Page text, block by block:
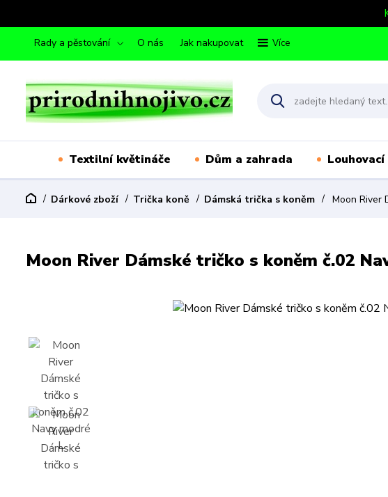
Rady a pěstování O nás Jak nakupovat Více
Textilní květináče Dům a zahrada Louhovací
Dárkové zboží Trička koně Dámská trička s koněm Moon River
Moon River Dámské tričko s koněm č.02